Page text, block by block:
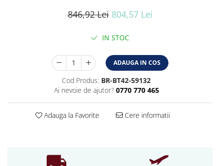
Profil banda LED
Sina Magnetica Slim LIMBO
846,92 Lei 804,57 Lei
IN STOC
ADAUGA IN COS
Cod Produs: BR-BT42-59132
Ai nevoie de ajutor? 0770 770 465
Adauga la Favorite Cere informatii